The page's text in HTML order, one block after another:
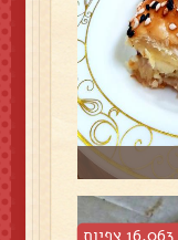
16,063 צפיות